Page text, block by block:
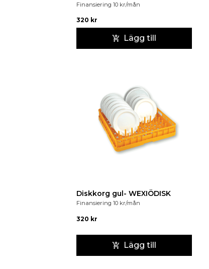
Finansiering 10 kr/mån
320 kr
Lägg till
Diskkorg gul- WEXIÖDISK
Finansiering 10 kr/mån
320 kr
Lägg till